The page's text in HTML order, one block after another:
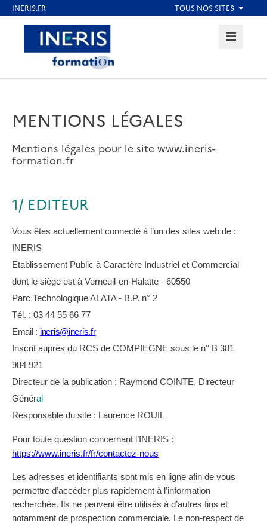
Aller au contenu
Aller au pied de page
MENU
MENTIONS LÉGALES
Mentions légales pour le site www.ineris-
formation.fr
1/ EDITEUR
Vous êtes actuellement connecté à l’un des sites web de :
INERIS
Etablissement Public à Caractère Industriel et Commercial
dont le siège est à Verneuil-en-Halatte - 60550
Parc Technologique ALATA - B.P. n° 2
Tél. : 03 44 55 66 77
Email : ineris@ineris.fr
Inscrit auprès du RCS de COMPIEGNE sous le n° B 381
984 921
Directeur de la publication : Raymond COINTE, Directeur
Général
Responsable du site : Laurence ROUIL
Pour toute question concernant l’INERIS :
https://www.ineris.fr/fr/contactez-nous
Les adresses et identifiants sont mis en ligne afin de vous
permettre d’accéder plus rapidement à l’information
recherchée. Ils ne peuvent être utilisés à d’autres fins et
notamment de prospection commerciale. Le non-respect de